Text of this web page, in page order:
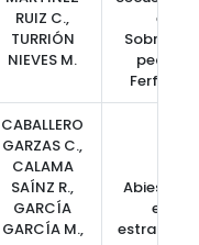
RUIZ C.,
TURRIÓN
NIEVES M.
en el
CABALLERO
GARZAS C.,
CALAMA
SAÍNZ R.,
GARCÍA
GARCÍA M.,
Abies